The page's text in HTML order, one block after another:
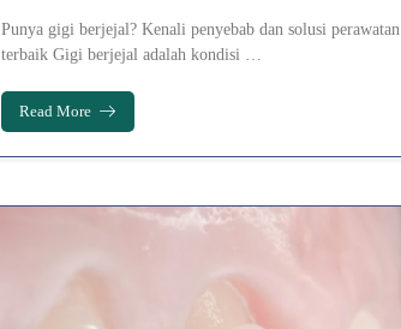
Punya gigi berjejal? Kenali penyebab dan solusi perawatan
terbaik Gigi berjejal adalah kondisi …
Read More